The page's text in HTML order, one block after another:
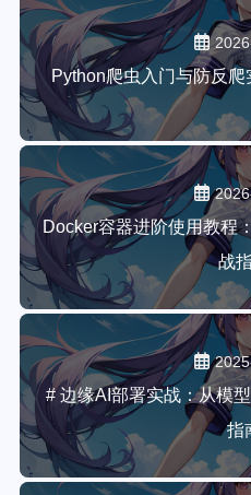
Python爬虫入门与防反
Docker容器进阶使用教程
战
# 边缘AI部署实战：从模
指